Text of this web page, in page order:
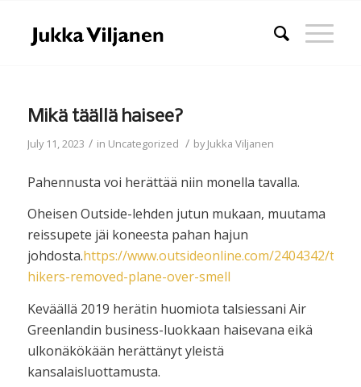
Mikä täällä haisee?
July 11, 2023 / in Uncategorized / byJukka Viljanen
Pahennusta voi herättää niin monella tavalla.
Oheisen Outside-lehden jutun mukaan, muutama
reissupete jäi koneesta pahan hajun
johdosta.https://www.outsideonline.com/2404342/thru-
hikers-removed-plane-over-smell
Keväällä 2019 herätin huomiota talsiessani Air
Greenlandin business-luokkaan haisevana eikä
ulkonäkökään herättänyt yleistä
kansalaisluottamusta.